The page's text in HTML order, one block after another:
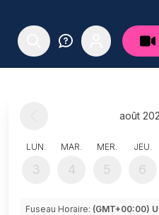
août
LUN.
3
MAR.
4
MER.
5
JEU.
6
Fuseau Horaire: (GMT+00:00)